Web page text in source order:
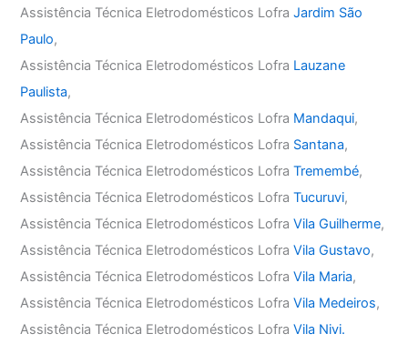
Assistência Técnica Eletrodomésticos LofraJardim São
Paulo,
Assistência Técnica Eletrodomésticos Lofra Lauzane
Paulista,
Assistência Técnica Eletrodomésticos Lofra Mandaqui,
Assistência Técnica Eletrodomésticos Lofra Santana,
Assistência Técnica Eletrodomésticos LofraTremembé,
Assistência Técnica Eletrodomésticos LofraTucuruvi,
Assistência Técnica Eletrodomésticos LofraVila Guilherme,
Assistência Técnica Eletrodomésticos LofraVila Gustavo,
Assistência Técnica Eletrodomésticos LofraVila Maria,
Assistência Técnica Eletrodomésticos LofraVila Medeiros,
Assistência Técnica Eletrodomésticos LofraVila Nivi.